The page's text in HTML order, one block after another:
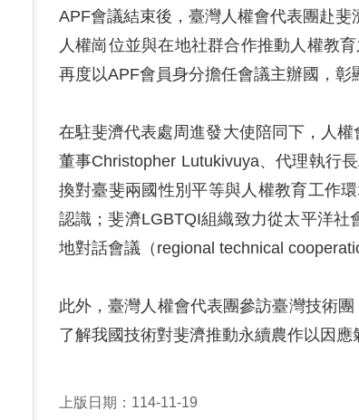
APF會議結束後，臺灣人權會代表團赴
人權崗位並與在地社群合作推動人權教
再度以APF會員身分擔任會議主辦國，彰
在駐斐濟代表處周進發大使陪同下，人
董事Christopher Lutukivuya、代理執行
換對臺斐兩國性別平等與人權教育工作
認識；斐濟LGBTQI組織致力從太平洋
地對話會議（regional technical
此外，臺灣人權會代表團參訪臺灣技術
了解我國技術對斐濟推動永續農作以因應
上版日期：114-11-19